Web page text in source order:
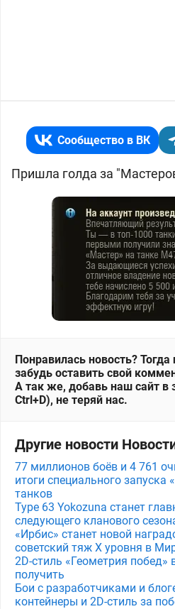
Сообщество в ВК
Пришла голда за
Понравилась новость?
забудь оставить свой
А так же, добавь наш сайт в
Ctrl+D), не теряй нас.
Другие новости
77 миллионов боёв и 4 761
итоги специального запуска
танков
Type 63 Yokozuna станет
следующего кланового
«Ирбис» станет новой
советский тяж X уровня в
2D-стиль «Геометрия побед»
получить
Бои с разработчиками и
контейнеры и 2D-стиль за